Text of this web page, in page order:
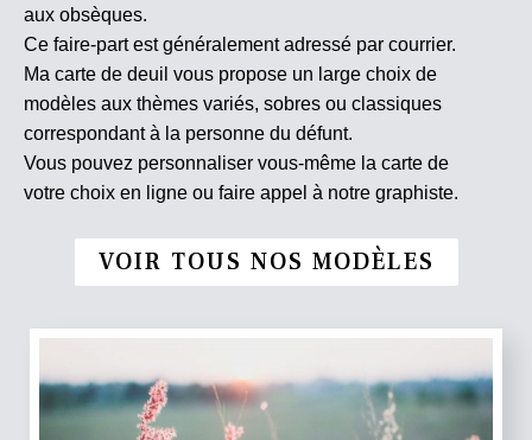
aux obsèques.
Ce faire-part est généralement adressé par courrier.
Ma carte de deuil vous propose un large choix de
modèles aux thèmes variés, sobres ou classiques
correspondant à la personne du défunt.
Vous pouvez personnaliser vous-même la carte de
votre choix en ligne ou faire appel à notre graphiste.
VOIR TOUS NOS MODÈLES